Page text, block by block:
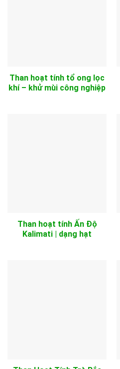
Than hoạt tính tổ ong lọc
khí – khử mùi công nghiệp
Than hoạt tính Ấn Độ
Kalimati | dạng hạt